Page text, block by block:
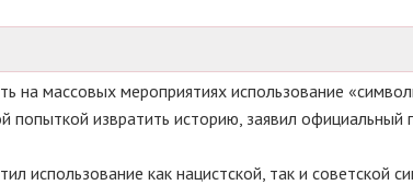
на массовых мероприятиях использование
попыткой извратить историю, заявил
использование как нацистской, так и советской